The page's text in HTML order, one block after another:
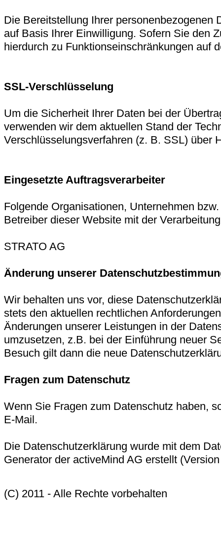
Die Bereitstellung Ihrer personenbezogenen
auf Basis Ihrer Einwilligung. Sofern Sie den
hierdurch zu Funktionseinschränkungen auf
SSL-Verschlüsselung
Um die Sicherheit Ihrer Daten bei der
verwenden wir dem aktuellen Stand der
Verschlüsselungsverfahren (z. B. SSL) über
Eingesetzte Auftragsverarbeiter
Folgende Organisationen, Unternehmen
Betreiber dieser Website mit der
STRATO AG
Änderung unserer
Wir behalten uns vor, diese
stets den aktuellen rechtlichen
Änderungen unserer Leistungen in der
umzusetzen, z.B. bei der Einführung neuer
Besuch gilt dann die neue
Fragen zum Datenschutz
Wenn Sie Fragen zum Datenschutz haben,
E-Mail.
Die Datenschutzerklärung wurde mit dem
Generator der activeMind AG erstellt
(C) 2011 - Alle Rechte vorbehalten